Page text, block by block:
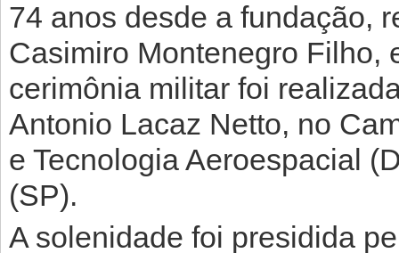
74 anos desde a fundação,
Casimiro Montenegro Filho,
cerimônia militar foi
Antonio Lacaz Netto, no
e Tecnologia Aeroespacial
(SP).
A solenidade foi presidida